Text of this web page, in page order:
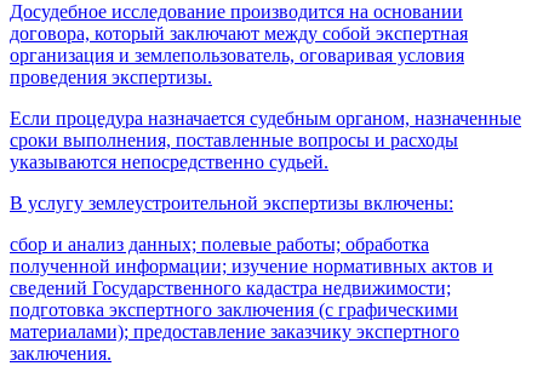
Досудебное исследование производится на основании
договора, который заключают между собой экспертная
организация и землепользователь, оговаривая условия
проведения экспертизы.
Если процедура назначается судебным органом, назначенные
сроки выполнения, поставленные вопросы и расходы
указываются непосредственно судьей.
В услугу землеустроительной экспертизы включены:
сбор и анализ данных; полевые работы; обработка
полученной информации; изучение нормативных актов и
сведений Государственного кадастра недвижимости;
подготовка экспертного заключения (с графическими
материалами); предоставление заказчику экспертного
заключения.